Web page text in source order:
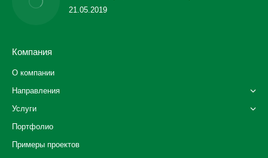
21.05.2019
Компания
О компании
Направления
Услуги
Портфолио
Примеры проектов